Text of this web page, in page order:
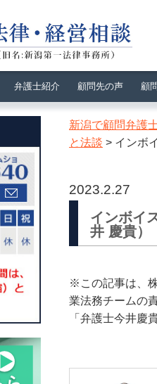
弁護士紹介 顧問先の声 顧
新潟で顧問弁護
と法談 > インボ
2023.2.27
インボイ
井 慶貴）
※この記事は、
業法務チームの
「弁護士今井慶